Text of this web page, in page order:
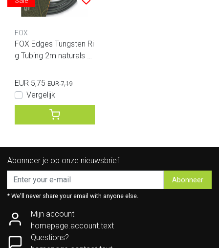
FOX
FOX Edges Tungsten Ri
g Tubing 2m naturals gr
EUR 5,75 EUR 7,19
Vergelijk
Abonneer je op onze nieuwsbrief
Abonneer
* We'll never share your email with anyone else.
Mijn account
homepage.account.text
Questions?